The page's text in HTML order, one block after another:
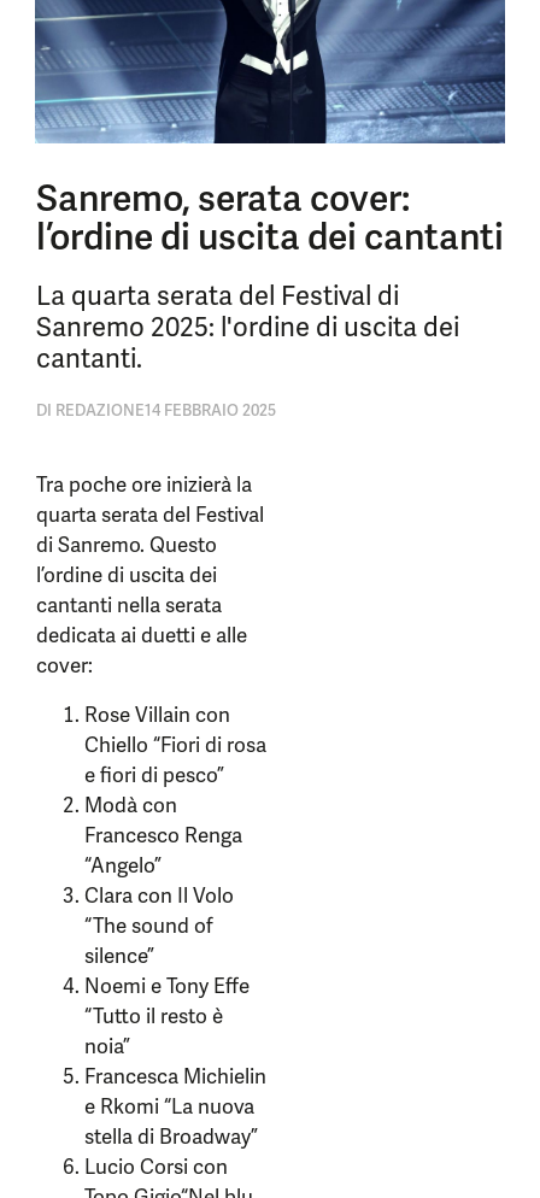
Sanremo, serata cover:
l’ordine di uscita dei cantanti
La quarta serata del Festival di
Sanremo 2025: l'ordine di uscita dei
cantanti.
DI REDAZIONE14 FEBBRAIO 2025
Tra poche ore inizierà la
quarta serata del Festival
di Sanremo. Questo
l’ordine di uscita dei
cantanti nella serata
dedicata ai duetti e alle
cover:
Rose Villain con
Chiello “Fiori di rosa
e fiori di pesco”
Modà con
Francesco Renga
“Angelo”
Clara con Il Volo
“The sound of
silence”
Noemi e Tony Effe
“Tutto il resto è
noia”
Francesca Michielin
e Rkomi “La nuova
stella di Broadway”
Lucio Corsi con